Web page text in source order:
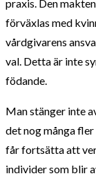
praxis. Den
förväxlas med
vårdgivarens
val. Detta är inte
födande.
Man stänger inte
det nog många
får fortsätta att
individer som blir